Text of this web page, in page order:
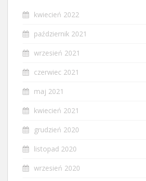
kwiecień 2022
październik 2021
wrzesień 2021
czerwiec 2021
maj 2021
kwiecień 2021
grudzień 2020
listopad 2020
wrzesień 2020